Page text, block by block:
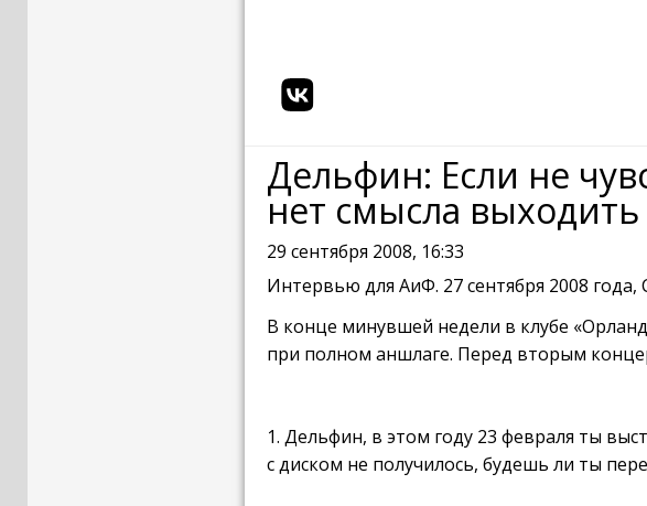
Дельфин: Если не
нет смысла выходить
29 сентября 2008, 16:33
Интервью для АиФ. 27 сентября 2008 года,
В конце минувшей недели в клубе
при полном аншлаге. Перед вторым
1. Дельфин, в этом году 23 февраля ты
с диском не получилось, будешь ли ты